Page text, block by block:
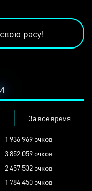
расу!
За все время
1 936 969 очков
3 852 059 очков
2 457 532 очков
1 784 450 очков